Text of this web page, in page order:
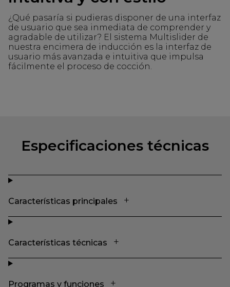
¿Qué pasaría si pudieras disponer de una interfaz
de usuario que sea inmediata de comprender y
agradable de utilizar? El sistema Multislider de
nuestra encimera de inducción es la interfaz de
usuario más avanzada e intuitiva que impulsa
fácilmente el proceso de cocción.
Especificaciones técnicas
Características principales
Características técnicas
Programas y funciones